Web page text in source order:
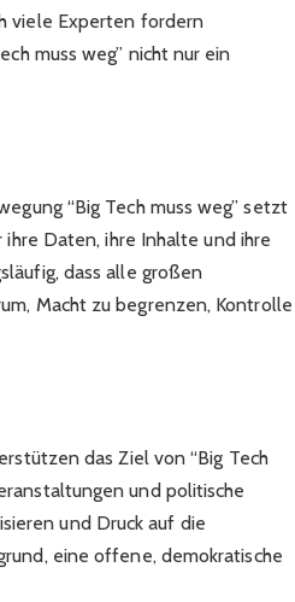
viele Experten fordern
muss weg” nicht nur ein
“Big Tech muss weg” setzt
Daten, ihre Inhalte und ihre
dass alle großen
Macht zu begrenzen, Kontrolle
das Ziel von “Big Tech
und politische
und Druck auf die
eine offene, demokratische